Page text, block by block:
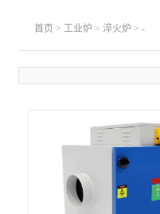
首页 > 工业炉 > 淬火炉 > -